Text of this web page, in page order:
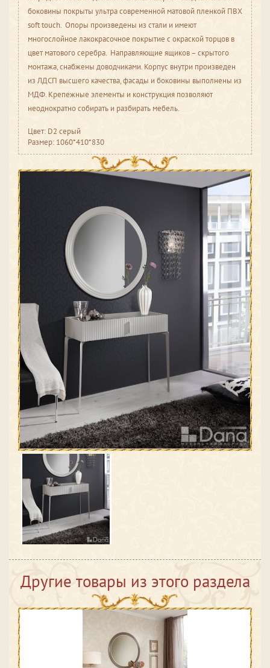
боковины покрыты ультра современной матовой пленкой ПВХ
soft touch. Опоры произведены из стали и имеют
многослойное лакокрасочное покрытие с окраской торцов в
цвет матового серебра. Направляющие ящиков – скрытого
монтажа, снабжены доводчиками. Корпус внутри произведен
из ЛДСП высшего качества, фасады и боковины выполнены из
МДФ. Крепежные элементы и конструкция позволяют
неоднократно собирать и разбирать мебель.
Цвет: D2 серый
Размер: 1060*410*830
Другие товары из этого раздела